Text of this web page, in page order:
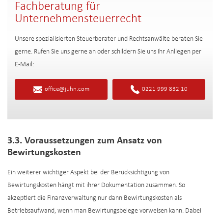
Fachberatung für
Unternehmensteuerrecht
Unsere spezialisierten Steuerberater und Rechtsanwälte beraten Sie
gerne. Rufen Sie uns gerne an oder schildern Sie uns Ihr Anliegen per
E-Mail:
office@juhn.com 0221 999 832 10
3.3. Voraussetzungen zum Ansatz von
Bewirtungskosten
Ein weiterer wichtiger Aspekt bei der Berücksichtigung von
Bewirtungskosten hängt mit ihrer Dokumentation zusammen. So
akzeptiert die Finanzverwaltung nur dann Bewirtungskosten als
Betriebsaufwand, wenn man Bewirtungsbelege vorweisen kann. Dabei